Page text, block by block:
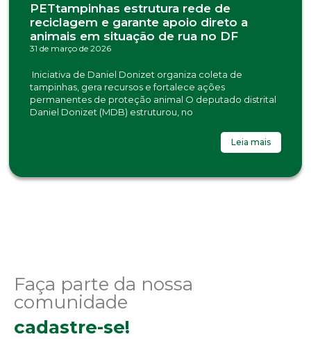
PETtampinhas estrutura rede de
reciclagem e garante apoio direto a
animais em situação de rua no DF
31 de março de 2026
Iniciativa de Daniel Donizet organiza coleta de
tampinhas, gera recursos e fortalece ações
permanentes de proteção animal O deputado distrital
Daniel Donizet (MDB) estruturou, no
Leia mais
Faça parte da nossa
comunidade
cadastre-se!